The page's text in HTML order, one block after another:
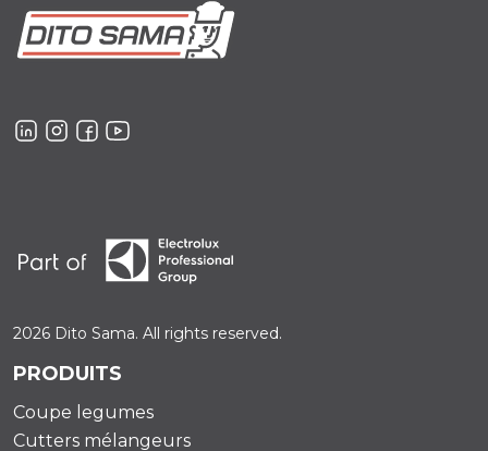
2026 Dito Sama. All rights reserved.
PRODUITS
Coupe legumes
Cutters mélangeurs